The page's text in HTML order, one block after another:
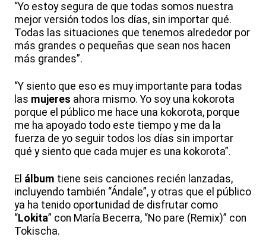
“Yo estoy segura de que todas somos nuestra
mejor versión todos los días, sin importar qué.
Todas las situaciones que tenemos alrededor por
más grandes o pequeñas que sean nos hacen
más grandes”.
“Y siento que eso es muy importante para todas
las mujeres ahora mismo. Yo soy una kokorota
porque el público me hace una kokorota, porque
me ha apoyado todo este tiempo y me da la
fuerza de yo seguir todos los días sin importar
qué y siento que cada mujer es una kokorota”.
El álbum tiene seis canciones recién lanzadas,
incluyendo también “Ándale”, y otras que el público
ya ha tenido oportunidad de disfrutar como
“Lokita” con María Becerra, “No pare (Remix)” con
Tokischa.